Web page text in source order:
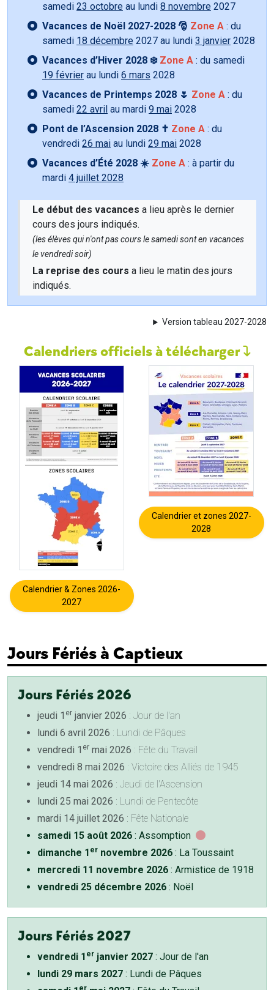
samedi 23 octobre au lundi 8 novembre 2027
Vacances de Noël 2027-2028 🎅 Zone A : du
samedi 18 décembre 2027 au lundi 3 janvier 2028
Vacances d’Hiver 2028 ❄️ Zone A : du samedi
19 février au lundi 6 mars 2028
Vacances de Printemps 2028 🌷 Zone A : du
samedi 22 avril au mardi 9 mai 2028
Pont de l’Ascension 2028 ✝️ Zone A : du
vendredi 26 mai au lundi 29 mai 2028
Vacances d’Été 2028 ☀️ Zone A : à partir du
mardi 4 juillet 2028
Le début des vacances a lieu après le dernier
cours des jours indiqués.
(les élèves qui n'ont pas cours le samedi sont en vacances
le vendredi soir)
La reprise des cours a lieu le matin des jours
indiqués.
Version tableau 2027-2028
Calendriers officiels à télécharger
Calendrier & Zones 2026-
2027
Calendrier et zones 2027-
2028
Jours Fériés à Captieux
Jours Fériés 2026
jeudi 1 er janvier 2026 : Jour de l'an
lundi 6 avril 2026 : Lundi de Pâques
vendredi 1 er mai 2026 : Fête du Travail
vendredi 8 mai 2026 : Victoire des Alliés de 1945
jeudi 14 mai 2026 : Jeudi de l'Ascension
lundi 25 mai 2026 : Lundi de Pentecôte
mardi 14 juillet 2026 : Fête Nationale
samedi 15 août 2026 : Assomption
dimanche 1 er novembre 2026 : La Toussaint
mercredi 11 novembre 2026 : Armistice de 1918
vendredi 25 décembre 2026 : Noël
Jours Fériés 2027
vendredi 1 er janvier 2027 : Jour de l'an
lundi 29 mars 2027 : Lundi de Pâques
er